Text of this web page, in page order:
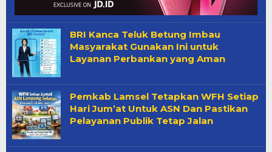
BRI Kanca Teluk Betung Imbau
Masyarakat Gunakan Ini untuk
Layanan Perbankan yang Aman
Pemkab Lamsel Tetapkan WFH Setiap
Hari Jum’at Untuk ASN Dan Pastikan
Pelayanan Publik Tetap Jalan